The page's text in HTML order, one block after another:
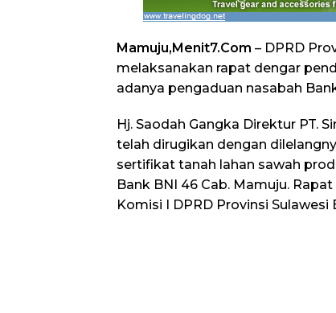
Mamuju,Menit7.Com – DPRD
melaksanakan rapat dengar
adanya pengaduan nasabah
Hj. Saodah Gangka Direktur PT.
telah dirugikan dengan
sertifikat tanah lahan sawah
Bank BNI 46 Cab. Mamuju.
Komisi I DPRD Provinsi Sulawesi